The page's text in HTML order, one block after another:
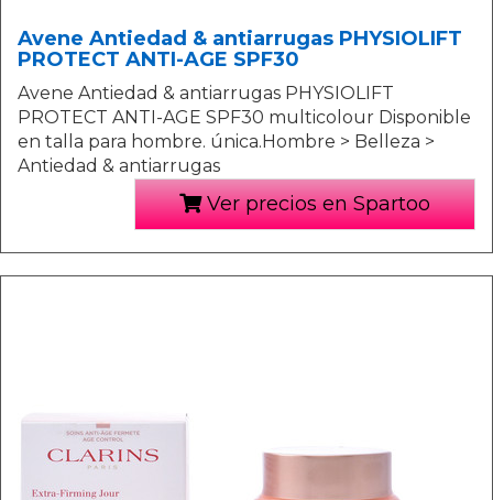
Avene Antiedad & antiarrugas PHYSIOLIFT
PROTECT ANTI-AGE SPF30
Avene Antiedad & antiarrugas PHYSIOLIFT
PROTECT ANTI-AGE SPF30 multicolour Disponible
en talla para hombre. única.Hombre > Belleza >
Antiedad & antiarrugas
Ver precios en Spartoo